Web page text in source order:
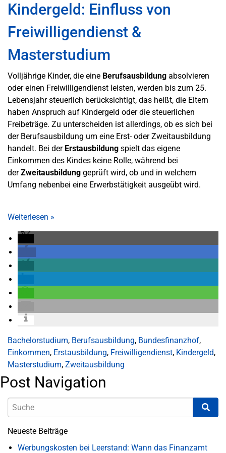
Kindergeld: Einfluss von
Freiwilligendienst &
Masterstudium
Volljährige Kinder, die eine Berufsausbildung absolvieren
oder einen Freiwilligendienst leisten, werden bis zum 25.
Lebensjahr steuerlich berücksichtigt, das heißt, die Eltern
haben Anspruch auf Kindergeld oder die steuerlichen
Freibeträge. Zu unterscheiden ist allerdings, ob es sich bei
der Berufsausbildung um eine Erst- oder Zweitausbildung
handelt. Bei der Erstausbildung spielt das eigene
Einkommen des Kindes keine Rolle, während bei
derZweitausbildung geprüft wird, ob und in welchem
Umfang nebenbei eine Erwerbstätigkeit ausgeübt wird.
Weiterlesen »
Bachelorstudium, Berufsausbildung, Bundesfinanzhof,
Einkommen, Erstausbildung, Freiwilligendienst, Kindergeld,
Masterstudium, Zweitausbildung
Post Navigation
Neueste Beiträge
Werbungskosten bei Leerstand: Wann das Finanzamt